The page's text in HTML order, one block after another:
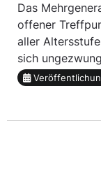
Das
offener
aller
sich
und